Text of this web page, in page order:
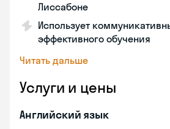
Лиссабоне
Использует
эффективного обучения
Читать дальше
Услуги и цены
Английский язык